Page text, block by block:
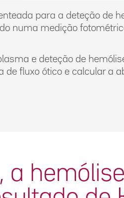
para a deteção de
numa medição
e deteção de
de fluxo ótico e calcular a
a